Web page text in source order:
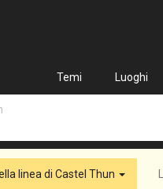
Temi Luoghi
linea di Castel Thun